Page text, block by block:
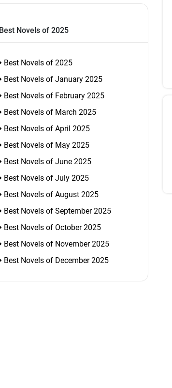
Best Novels of 2025
Best Novels of 2025
Best Novels of January 2025
Best Novels of February 2025
Best Novels of March 2025
Best Novels of April 2025
Best Novels of May 2025
Best Novels of June 2025
Best Novels of July 2025
Best Novels of August 2025
Best Novels of September 2025
Best Novels of October 2025
Best Novels of November 2025
Best Novels of December 2025